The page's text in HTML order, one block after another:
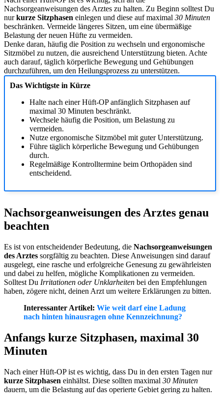
Nachsorgeanweisungen des Arztes zu halten. Zu Beginn solltest Du
nurkurze Sitzphasen einlegen und diese auf maximal 30 Minuten
beschränken. Vermeide längeres Sitzen, um eine übermäßige
Belastung der neuen Hüfte zu vermeiden.
Denke daran, häufig die Position zu wechseln und ergonomische
Sitzmöbel zu nutzen, die ausreichend Unterstützung bieten. Achte
auch darauf, täglich körperliche Bewegung und Gehübungen
durchzuführen, um den Heilungsprozess zu unterstützen.
Das Wichtigste in Kürze
Halte nach einer Hüft-OP anfänglich Sitzphasen auf
maximal 30 Minuten beschränkt.
Wechsele häufig die Position, um Belastung zu
vermeiden.
Nutze ergonomische Sitzmöbel mit guter Unterstützung.
Führe täglich körperliche Bewegung und Gehübungen
durch.
Regelmäßige Kontrolltermine beim Orthopäden sind
entscheidend.
Nachsorgeanweisungen des Arztes genau
beachten
Es ist von entscheidender Bedeutung, die Nachsorgeanweisungen
des Arztes sorgfältig zu beachten. Diese Anweisungen sind darauf
ausgelegt, eine rasche und erfolgreiche Genesung zu gewährleisten
und dabei zu helfen, mögliche Komplikationen zu vermeiden.
Solltest Du Irritationen oder Unklarheiten bei den Empfehlungen
haben, zögere nicht, deinen Arzt um weitere Erklärungen zu bitten.
Interessanter Artikel: Wie weit darf eine Ladung
nach hinten hinausragen ohne Kennzeichnung?
Anfangs kurze Sitzphasen, maximal 30
Minuten
Nach einer Hüft-OP ist es wichtig, dass Du in den ersten Tagen nur
kurze Sitzphasen einhältst. Diese sollten maximal 30 Minuten
dauern, um die Belastung auf das operierte Gebiet gering zu halten.